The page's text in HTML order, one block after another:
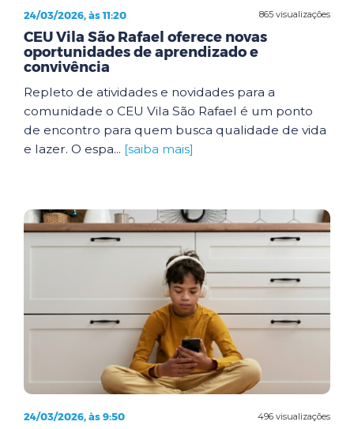
865 visualizações
24/03/2026, às 11:20
CEU Vila São Rafael oferece novas
oportunidades de aprendizado e
convivência
Repleto de atividades e novidades para a
comunidade o CEU Vila São Rafael é um ponto
de encontro para quem busca qualidade de vida
e lazer. O espa... [saiba mais]
496 visualizações
24/03/2026, às 9:50